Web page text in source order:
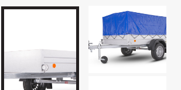
Huckepackfahrzeuge